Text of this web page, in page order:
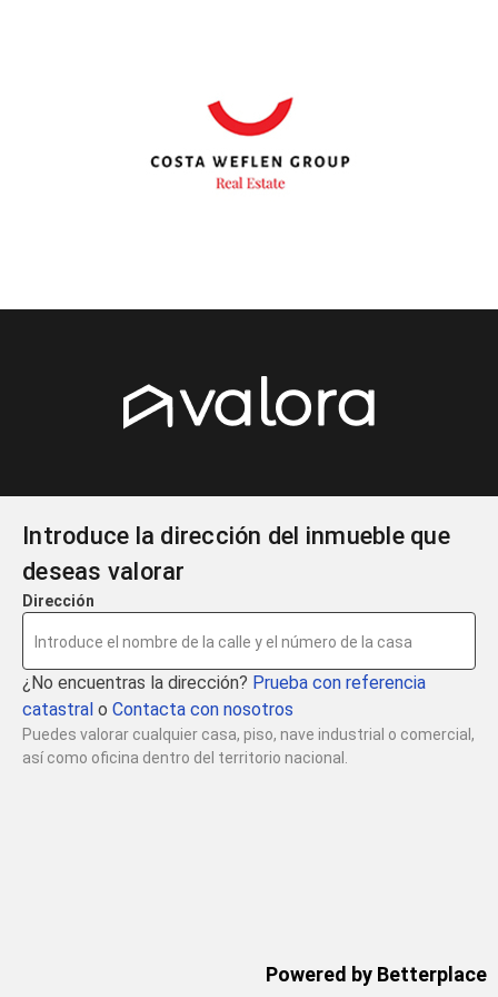
Introduce la dirección del inmueble que
deseas valorar
Dirección
Introduce el nombre de la calle y el número de la casa
¿No encuentras la dirección? Prueba con referencia
catastral o Contacta con nosotros
Puedes valorar cualquier casa, piso, nave industrial o comercial,
así como oficina dentro del territorio nacional.
Powered by Betterplace